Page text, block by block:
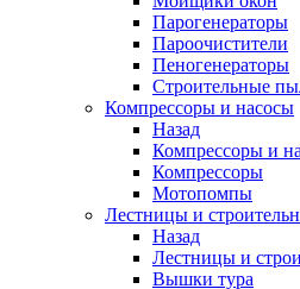
Парогенераторы
Пароочистители
Пеногенераторы
Строительные
Компрессоры и насосы
Назад
Компрессоры и
Компрессоры
Мотопомпы
Лестницы и
Назад
Лестницы и
Вышки тура